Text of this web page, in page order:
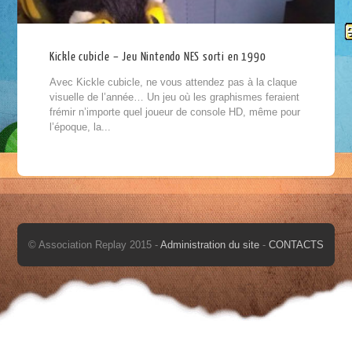
Kickle cubicle – Jeu Nintendo NES sorti en 1990
Avec Kickle cubicle, ne vous attendez pas à la claque
visuelle de l’année… Un jeu où les graphismes feraient
frémir n’importe quel joueur de console HD, même pour
l’époque, la...
© Association Replay 2015 - Administration du site - CONTACTS